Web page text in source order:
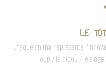
LE
Chaque animal représente
loup / le hibou / le singe.